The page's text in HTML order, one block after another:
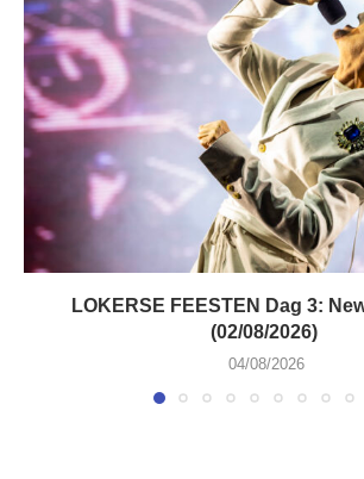
LOKERSE FEESTEN Dag 3:
(02/08/2026)
04/08/2026